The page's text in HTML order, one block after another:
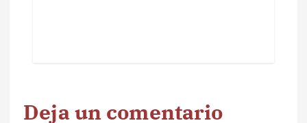
Deja un comentario